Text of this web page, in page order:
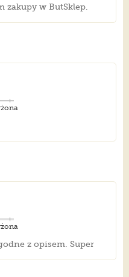
zakupy w ButSklep.
z opisem. Super